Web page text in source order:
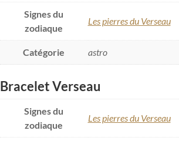
Signes du
zodiaque
Les pierres du Verseau
Catégorie astro
Bracelet Verseau
Signes du
zodiaque
Les pierres du Verseau